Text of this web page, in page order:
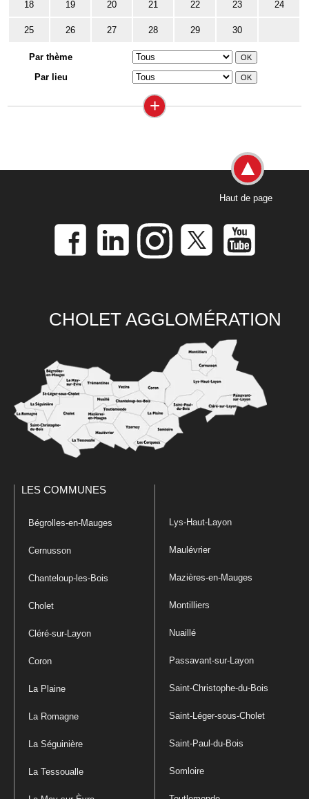
18 19 20 21 22 23 24
25 26 27 28 29 30
Par thème
Par lieu
+
Haut de page
CHOLET AGGLOMÉRATION
LES COMMUNES
Bégrolles-en-Mauges
Cernusson
Chanteloup-les-Bois
Cholet
Cléré-sur-Layon
Coron
La Plaine
La Romagne
La Séguinière
La Tessoualle
Lys-Haut-Layon
Maulévrier
Mazières-en-Mauges
Montilliers
Nuaillé
Passavant-sur-Layon
Saint-Christophe-du-Bois
Saint-Léger-sous-Cholet
Saint-Paul-du-Bois
Somloire